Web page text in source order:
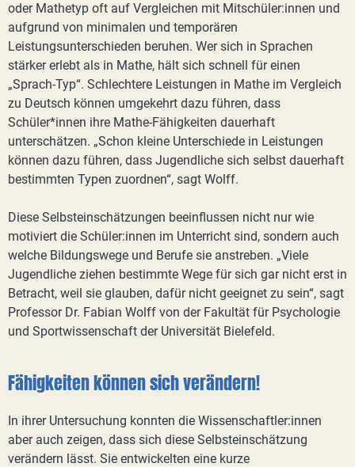
oder Mathetyp oft auf Vergleichen mit Mitschüler:innen und
aufgrund von minimalen und temporären
Leistungsunterschieden beruhen. Wer sich in Sprachen
stärker erlebt als in Mathe, hält sich schnell für einen
„Sprach-Typ“. Schlechtere Leistungen in Mathe im Vergleich
zu Deutsch können umgekehrt dazu führen, dass
Schüler*innen ihre Mathe-Fähigkeiten dauerhaft
unterschätzen. „Schon kleine Unterschiede in Leistungen
können dazu führen, dass Jugendliche sich selbst dauerhaft
bestimmten Typen zuordnen“, sagt Wolff.
Diese Selbsteinschätzungen beeinflussen nicht nur wie
motiviert die Schüler:innen im Unterricht sind, sondern auch
welche Bildungswege und Berufe sie anstreben. „Viele
Jugendliche ziehen bestimmte Wege für sich gar nicht erst in
Betracht, weil sie glauben, dafür nicht geeignet zu sein“, sagt
Professor Dr. Fabian Wolff von der Fakultät für Psychologie
und Sportwissenschaft der Universität Bielefeld.
Fähigkeiten können sich verändern!
In ihrer Untersuchung konnten die Wissenschaftler:innen
aber auch zeigen, dass sich diese Selbsteinschätzung
verändern lässt. Sie entwickelten eine kurze